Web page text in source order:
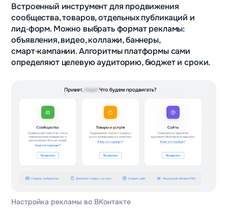
Встроенный инструмент для продвижения
сообщества, товаров, отдельных публикаций и
лид‑форм. Можно выбрать формат рекламы:
объявления, видео, коллажи, баннеры,
смарт‑кампании. Алгоритмы платформы сами
определяют целевую аудиторию, бюджет и сроки.
Настройка рекламы во ВКонтакте